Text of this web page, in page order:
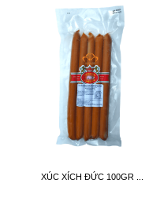
XÚC XÍCH ĐỨC 100GR ...